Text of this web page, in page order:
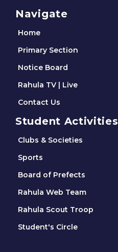
Navigate
Home
Primary Section
Notice Board
Rahula TV | Live
Contact Us
Student Activities
Clubs & Societies
Sports
Board of Prefects
Rahula Web Team
Rahula Scout Troop
Student's Circle